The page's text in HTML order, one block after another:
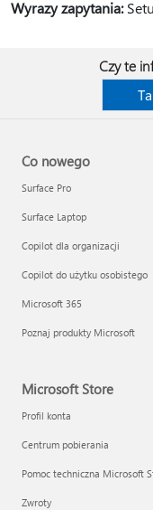
Wyrazy zapytania:
Czy te
Co nowego
Surface Pro
Surface Laptop
Copilot dla organizacji
Copilot do użytku osobistego
Microsoft 365
Poznaj produkty Microsoft
Microsoft Store
Profil konta
Centrum pobierania
Pomoc techniczna Microsoft
Zwroty